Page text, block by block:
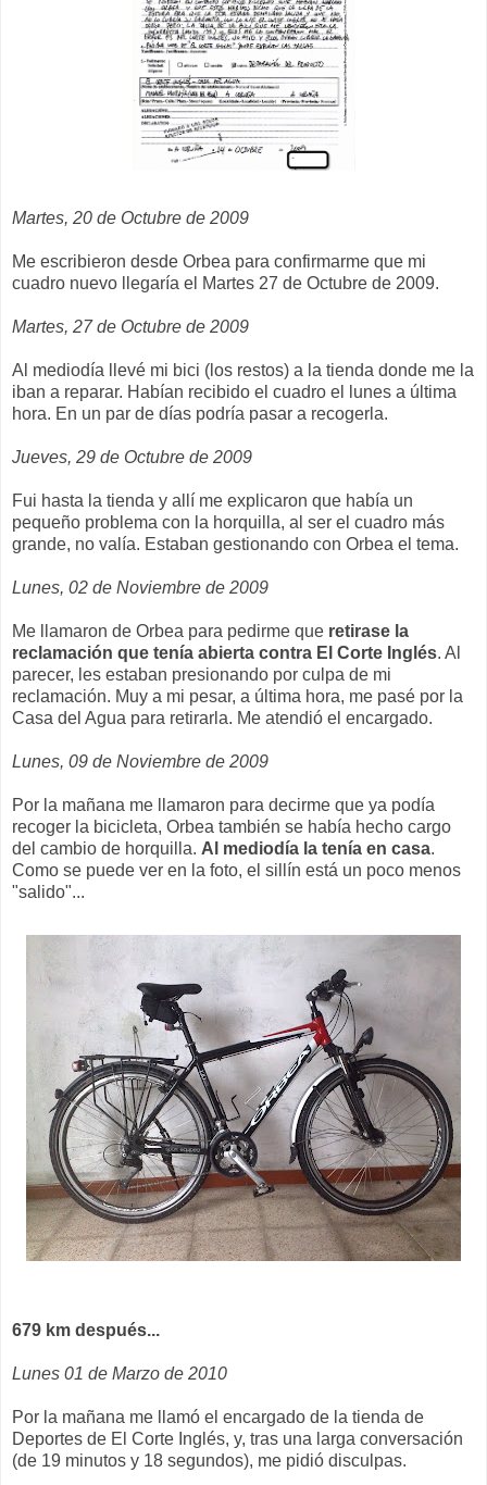
Martes, 20 de Octubre de 2009
Me escribieron desde Orbea para confirmarme que mi
cuadro nuevo llegaría el Martes 27 de Octubre de 2009.
Martes, 27 de Octubre de 2009
Al mediodía llevé mi bici (los restos) a la tienda donde me la
iban a reparar. Habían recibido el cuadro el lunes a última
hora. En un par de días podría pasar a recogerla.
Jueves, 29 de Octubre de 2009
Fui hasta la tienda y allí me explicaron que había un
pequeño problema con la horquilla, al ser el cuadro más
grande, no valía. Estaban gestionando con Orbea el tema.
Lunes, 02 de Noviembre de 2009
Me llamaron de Orbea para pedirme que retirase la
reclamación que tenía abierta contra El Corte Inglés. Al
parecer, les estaban presionando por culpa de mi
reclamación. Muy a mi pesar, a última hora, me pasé por la
Casa del Agua para retirarla. Me atendió el encargado.
Lunes, 09 de Noviembre de 2009
Por la mañana me llamaron para decirme que ya podía
recoger la bicicleta, Orbea también se había hecho cargo
del cambio de horquilla. Al mediodía la tenía en casa.
Como se puede ver en la foto, el sillín está un poco menos
"salido"...
679 km después...
Lunes 01 de Marzo de 2010
Por la mañana me llamó el encargado de la tienda de
Deportes de El Corte Inglés, y, tras una larga conversación
(de 19 minutos y 18 segundos), me pidió disculpas.